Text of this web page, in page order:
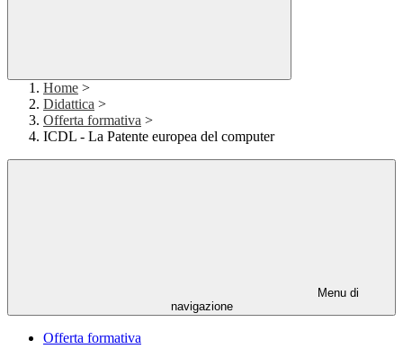
Home >
Didattica >
Offerta formativa >
ICDL - La Patente europea del computer
Menu di
navigazione
Offerta formativa